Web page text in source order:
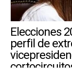
Elecciones
perfil de